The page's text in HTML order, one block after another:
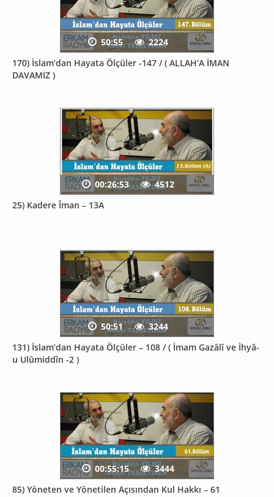
170) İslam’dan Hayata Ölçüler -147 / ( ALLAH’A İMAN
DAVAMIZ )
50:55 2224
25) Kadere Îman – 13A
00:26:53 4512
131) İslam’dan Hayata Ölçüler – 108 / ( İmam Gazâlî ve İhyâ-
u Ulûmiddîn -2 )
50:51 3244
85) Yöneten ve Yönetilen Açısından Kul Hakkı – 61
00:55:15 3444